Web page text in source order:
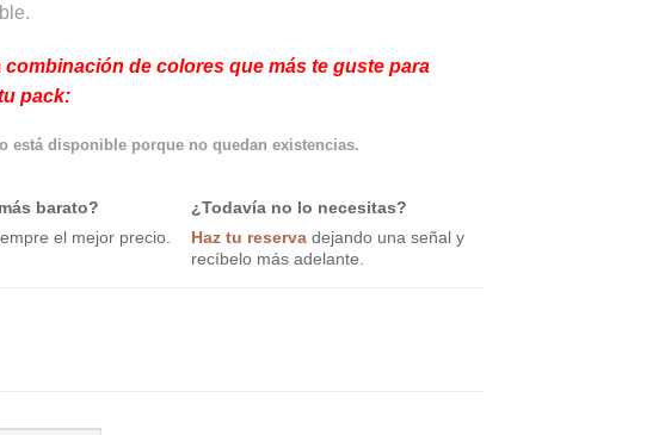
combinación de colores que más te guste para
pack:
está disponible porque no quedan existencias.
barato?
el mejor precio.
¿Todavía no lo necesitas?
Haz tu reserva dejando una señal y
recíbelo más adelante.